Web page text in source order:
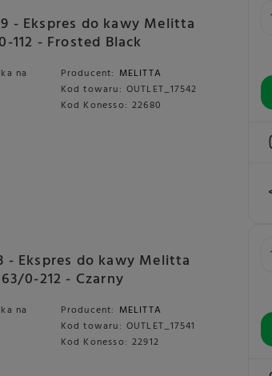
- Ekspres do kawy Melitta
112 - Frosted Black
na Producent: MELITTA
Kod towaru: OUTLET_17542
Kod Konesso: 22680
- Ekspres do kawy Melitta
0-212 - Czarny
na Producent: MELITTA
Kod towaru: OUTLET_17541
Kod Konesso: 22912